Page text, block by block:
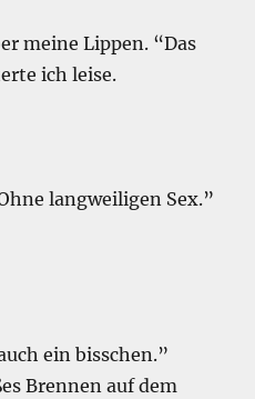
meine Lippen. “Das
ich leise.
langweiligen Sex.”
ein bisschen.”
Brennen auf dem